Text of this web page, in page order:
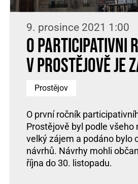
9. prosince 2021 1:00
O participativni
v Prostějově je
Prostějov
O první ročník
Prostějově byl podle všeho
velký zájem a podáno bylo
návrhů. Návrhy mohli
října do 30. listopadu.